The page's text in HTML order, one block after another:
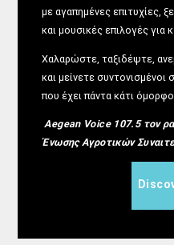
με αγαπημένες επιτυχίες,
και μουσικές επιλογές για
Χαλαρώστε, ταξιδέψτε,
και μείνετε συντονισμένοι
που έχει πάντα κάτι όμορφο
Aegean Voice 107.5 τον
Ένωσης Αγροτικών